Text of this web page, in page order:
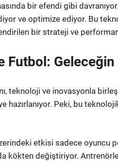
bir efendi gibi
ve optimize ediyor. Bu
bir strateji ve
Futbol: Geleceğin
teknoloji ve inovasyonla
hazırlanıyor. Peki, bu
etkisi sadece oyuncu
kökten değiştiriyor.